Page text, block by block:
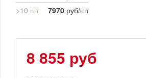
>10 шт
7970 руб/шт
8 855 руб